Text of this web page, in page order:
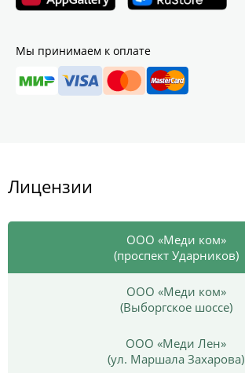
Мы принимаем к оплате
Лицензии
ООО «Меди ком»
(проспект Ударников)
ООО «Меди ком»
(Выборгское шоссе)
ООО «Меди Лен»
(ул. Маршала Захарова)